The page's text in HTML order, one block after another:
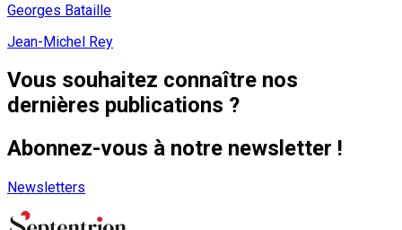
Georges Bataille
Jean-Michel Rey
Vous souhaitez connaître nos
dernières publications ?
Abonnez-vous à notre newsletter !
Newsletters